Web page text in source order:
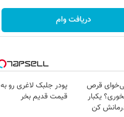
دریافت وام
قرص
یکبار
کن
پودر جلبک لاغری رو به
قیمت قدیم بخر